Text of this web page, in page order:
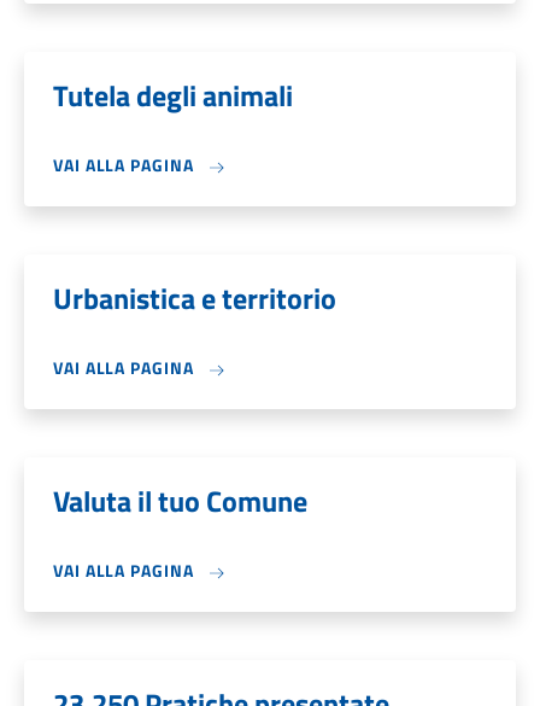
Tutela degli animali
VAI ALLA PAGINA
Urbanistica e territorio
VAI ALLA PAGINA
Valuta il tuo Comune
VAI ALLA PAGINA